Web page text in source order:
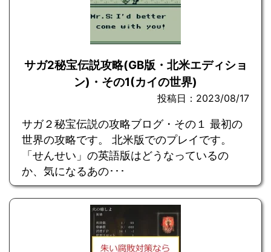
サガ2秘宝伝説攻略(GB版・北米エディショ
ン)・その1(カイの世界)
投稿日：2023/08/17
サガ２秘宝伝説の攻略ブログ・その１ 最初の
世界の攻略です。 北米版でのプレイです。
「せんせい」の英語版はどうなっているの
か、気になるあの･･･